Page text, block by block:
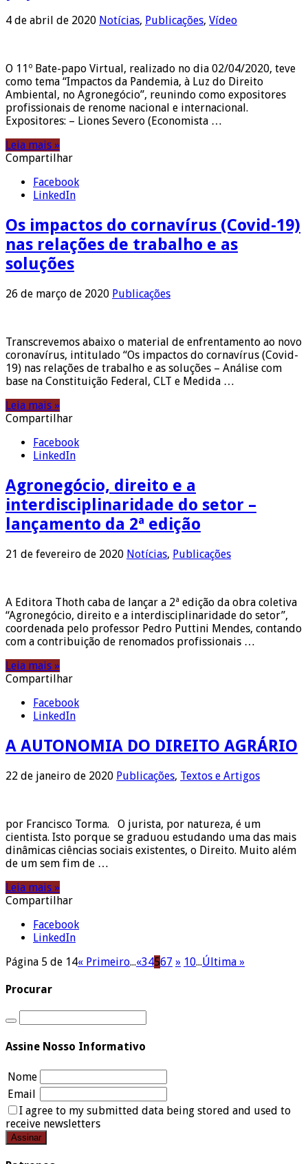
4 de abril de 2020 Notícias, Publicações, Vídeo
O 11º Bate-papo Virtual, realizado no dia 02/04/2020, teve
como tema “Impactos da Pandemia, à Luz do Direito
Ambiental, no Agronegócio”, reunindo como expositores
profissionais de renome nacional e internacional.
Expositores: – Liones Severo (Economista …
Leia mais »
Compartilhar
Facebook
LinkedIn
Os impactos do cornavírus (Covid-19)
nas relações de trabalho e as
soluções
26 de março de 2020 Publicações
Transcrevemos abaixo o material de enfrentamento ao novo
coronavírus, intitulado “Os impactos do cornavírus (Covid-
19) nas relações de trabalho e as soluções – Análise com
base na Constituição Federal, CLT e Medida …
Leia mais »
Compartilhar
Facebook
LinkedIn
Agronegócio, direito e a
interdisciplinaridade do setor –
lançamento da 2ª edição
21 de fevereiro de 2020 Notícias, Publicações
A Editora Thoth caba de lançar a 2ª edição da obra coletiva
“Agronegócio, direito e a interdisciplinaridade do setor”,
coordenada pelo professor Pedro Puttini Mendes, contando
com a contribuição de renomados profissionais …
Leia mais »
Compartilhar
Facebook
LinkedIn
A AUTONOMIA DO DIREITO AGRÁRIO
22 de janeiro de 2020 Publicações, Textos e Artigos
por Francisco Torma. O jurista, por natureza, é um
cientista. Isto porque se graduou estudando uma das mais
dinâmicas ciências sociais existentes, o Direito. Muito além
de um sem fim de …
Leia mais »
Compartilhar
Facebook
LinkedIn
Página 5 de 14« Primeiro...«34567 » 10...Última »
Procurar
Assine Nosso Informativo
Nome
Email
I agree to my submitted data being stored and used to
receive newsletters